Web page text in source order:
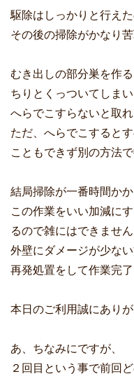
駆除はしっかりと行えた
その後の掃除がかなり苦
むき出しの部分巣を作
ちりとくっついてしまい
へらでこすらないと取
ただ、へらでこすると
こともできず別の方法で
結局掃除が一番時間か
この作業をいい加減に
るので雑にはできません
外壁にダメージが少な
再発処置をして作業完了
本日のご利用誠にあり
あ、ちなみにですが、
２回目という事で前回